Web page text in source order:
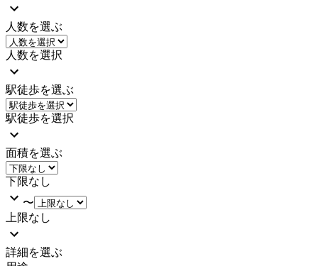
人数を選ぶ
人数を選択
駅徒歩を選ぶ
駅徒歩を選択
面積を選ぶ
下限なし
〜
上限なし
詳細を選ぶ